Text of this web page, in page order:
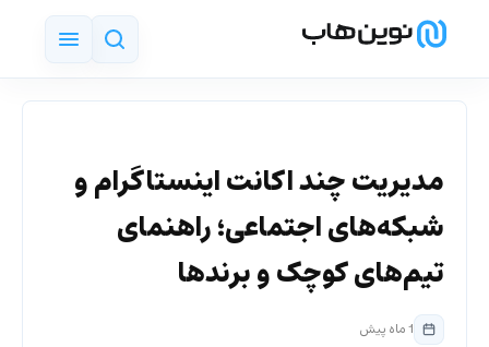
مدیریت چند اکانت اینستاگرام و
شبکه‌های اجتماعی؛ راهنمای
تیم‌های کوچک و برندها
1 ماه پیش